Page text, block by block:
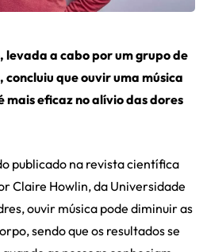
levada a cabo por um grupo de
que ouvir uma música
mais eficaz no alívio das dores
publicado na revista científica
Claire Howlin, da Universidade
ouvir música pode diminuir as
sendo que os resultados se